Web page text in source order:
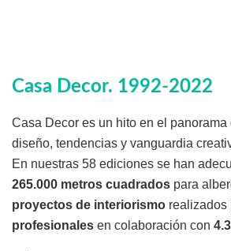
Casa Decor. 1992-2022
Casa Decor es un hito en el panorama
diseño, tendencias y vanguardia
En nuestras 58 ediciones se han
265.000 metros cuadrados para
proyectos de interiorismo realizados
profesionales en colaboración con